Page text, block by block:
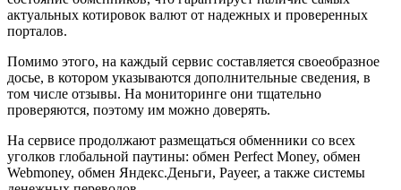
актуальных котировок валют от надежных и проверенных
порталов.
Помимо этого, на каждый сервис составляется своеобразное
досье, в котором указываются дополнительные сведения, в
том числе отзывы. На мониторинге они тщательно
проверяются, поэтому им можно доверять.
На сервисе продолжают размещаться обменники со всех
уголков глобальной паутины: обмен Perfect Money, обмен
Webmoney, обмен Яндекс.Деньги, Payeer, а также системы